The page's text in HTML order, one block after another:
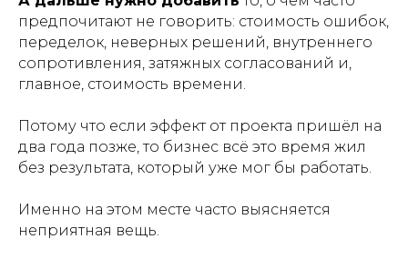
предпочитают не говорить: стоимость ошибок,
переделок, неверных решений, внутреннего
сопротивления, затяжных согласований и,
главное, стоимость времени.
Потому что если эффект от проекта пришёл на
два года позже, то бизнес всё это время жил
без результата, который уже мог бы работать.
Именно на этом месте часто выясняется
неприятная вещь.